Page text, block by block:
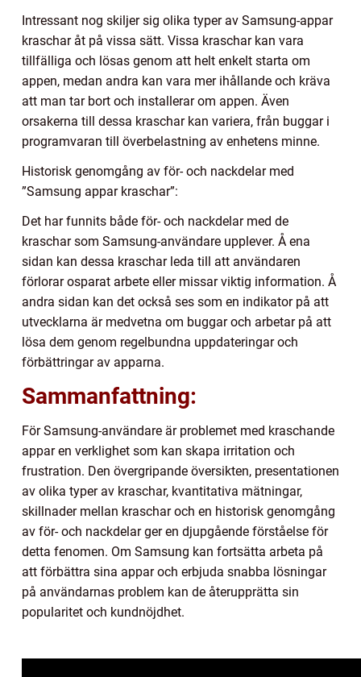
Intressant nog skiljer sig olika typer av Samsung-appar
kraschar åt på vissa sätt. Vissa kraschar kan vara
tillfälliga och lösas genom att helt enkelt starta om
appen, medan andra kan vara mer ihållande och kräva
att man tar bort och installerar om appen. Även
orsakerna till dessa kraschar kan variera, från buggar i
programvaran till överbelastning av enhetens minne.
Historisk genomgång av för- och nackdelar med
”Samsung appar kraschar”:
Det har funnits både för- och nackdelar med de
kraschar som Samsung-användare upplever. Å ena
sidan kan dessa kraschar leda till att användaren
förlorar osparat arbete eller missar viktig information. Å
andra sidan kan det också ses som en indikator på att
utvecklarna är medvetna om buggar och arbetar på att
lösa dem genom regelbundna uppdateringar och
förbättringar av apparna.
Sammanfattning:
För Samsung-användare är problemet med kraschande
appar en verklighet som kan skapa irritation och
frustration. Den övergripande översikten, presentationen
av olika typer av kraschar, kvantitativa mätningar,
skillnader mellan kraschar och en historisk genomgång
av för- och nackdelar ger en djupgående förståelse för
detta fenomen. Om Samsung kan fortsätta arbeta på
att förbättra sina appar och erbjuda snabba lösningar
på användarnas problem kan de återupprätta sin
popularitet och kundnöjdhet.